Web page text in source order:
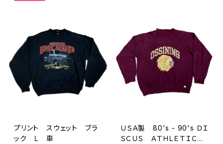
プリント スウェット ブラ
ック Ｌ 車
ＵＳＡ製 80's - 90's ＤＩ
ＳＣＵＳ ＡＴＨＬＥＴＩＣ